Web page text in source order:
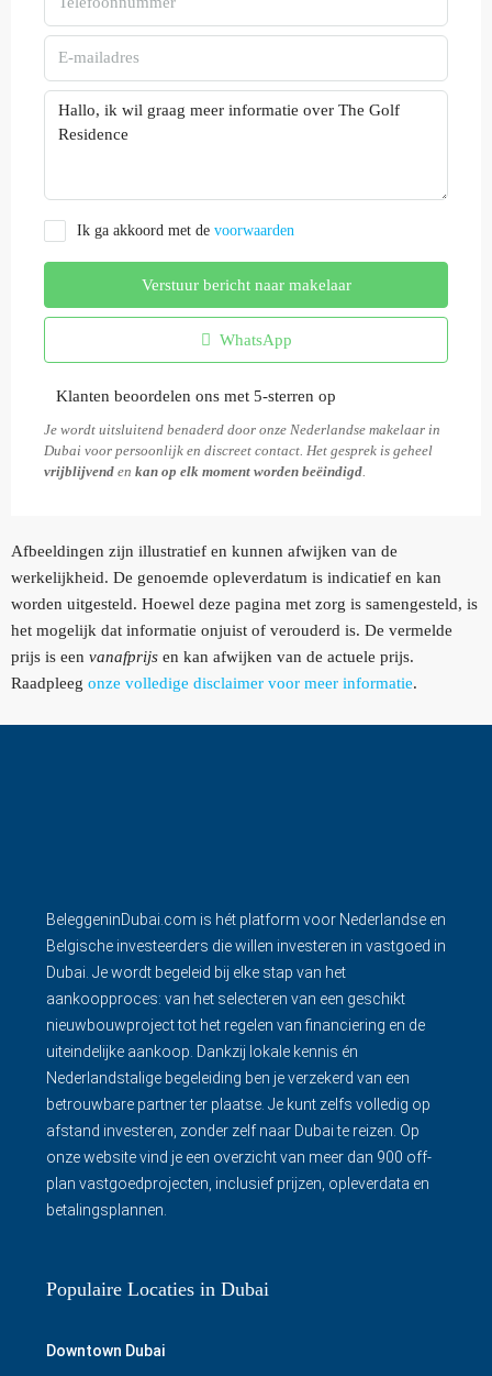
Ik ga akkoord met de voorwaarden
Verstuur bericht naar makelaar
WhatsApp
Klanten beoordelen ons met 5-sterren op
Je wordt uitsluitend benaderd door onze Nederlandse makelaar in
Dubai voor persoonlijk en discreet contact. Het gesprek is geheel
vrijblijvend en kan op elk moment worden beëindigd.
Afbeeldingen zijn illustratief en kunnen afwijken van de
werkelijkheid. De genoemde opleverdatum is indicatief en kan
worden uitgesteld. Hoewel deze pagina met zorg is samengesteld, is
het mogelijk dat informatie onjuist of verouderd is. De vermelde
prijs is een vanafprijs en kan afwijken van de actuele prijs.
Raadpleeg onze volledige disclaimer voor meer informatie.
BeleggeninDubai.com is hét platform voor Nederlandse en
Belgische investeerders die willen investeren in vastgoed in
Dubai. Je wordt begeleid bij elke stap van het
aankoopproces: van het selecteren van een geschikt
nieuwbouwproject tot het regelen van financiering en de
uiteindelijke aankoop. Dankzij lokale kennis én
Nederlandstalige begeleiding ben je verzekerd van een
betrouwbare partner ter plaatse. Je kunt zelfs volledig op
afstand investeren, zonder zelf naar Dubai te reizen. Op
onze website vind je een overzicht van meer dan 900 off-
plan vastgoedprojecten, inclusief prijzen, opleverdata en
betalingsplannen.
Populaire Locaties in Dubai
Downtown Dubai